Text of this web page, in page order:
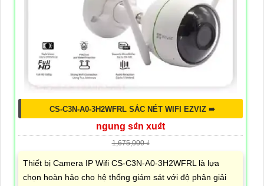
CS-C3N-A0-3H2WFRL SẮC NÉT WIFI EZVIZ ➠
ngung s₫n xu₫t
1,675,000 ₫
Thiết bị Camera IP Wifi CS-C3N-A0-3H2WFRL là lựa
chọn hoàn hảo cho hệ thống giám sát với độ phân giải